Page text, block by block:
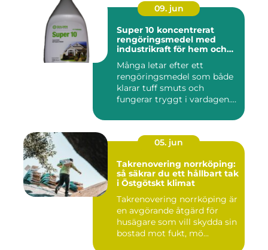
09. jun
Super 10 koncentrerat
rengöringsmedel med
industrikraft för hem och
Många letar efter ett
rengöringsmedel som både
klarar tuff smuts och
fungerar tryggt i vardagen.
05. jun
Takrenovering norrköping:
så säkrar du ett hållbart tak
i Östgötskt klimat
Takrenovering norrköping är
en avgörande åtgärd för
husägare som vill skydda sin
bostad mot fukt, mö...